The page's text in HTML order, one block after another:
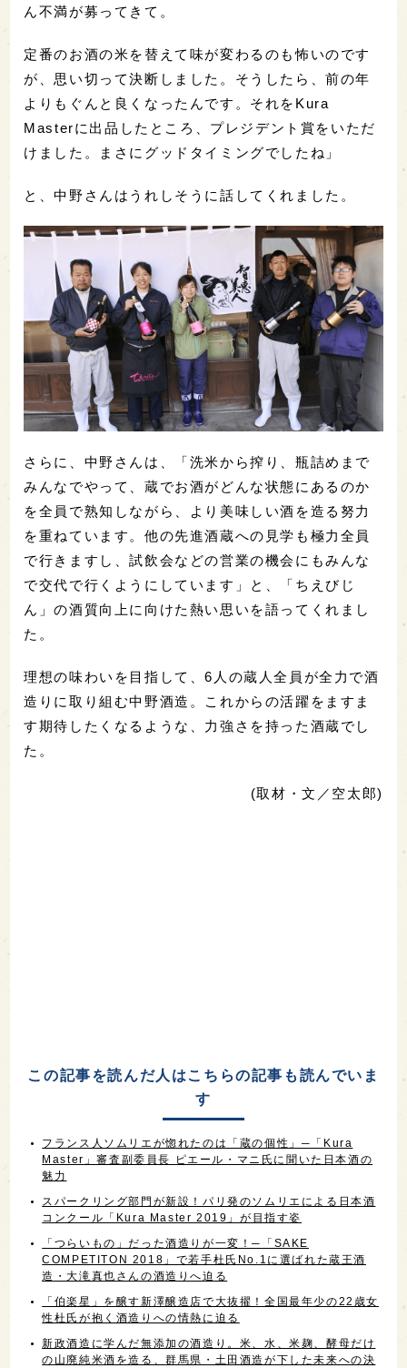
ん不満が募ってきて。
定番のお酒の米を替えて味が変わるのも怖いのです
が、思い切って決断しました。そうしたら、前の年
よりもぐんと良くなったんです。それをKura
Masterに出品したところ、プレジデント賞をいただ
けました。まさにグッドタイミングでしたね」
と、中野さんはうれしそうに話してくれました。
さらに、中野さんは、「洗米から搾り、瓶詰めまで
みんなでやって、蔵でお酒がどんな状態にあるのか
を全員で熟知しながら、より美味しい酒を造る努力
を重ねています。他の先進酒蔵への見学も極力全員
で行きますし、試飲会などの営業の機会にもみんな
で交代で行くようにしています」と、「ちえびじ
ん」の酒質向上に向けた熱い思いを語ってくれまし
た。
理想の味わいを目指して、6人の蔵人全員が全力で酒
造りに取り組む中野酒造。これからの活躍をますま
す期待したくなるような、力強さを持った酒蔵でし
た。
(取材・文／空太郎)
この記事を読んだ人はこちらの記事も読んでいま
す
フランス人ソムリエが惚れたのは「蔵の個性」─「Kura
Master」審査副委員長 ピエール・マニ氏に聞いた日本酒の
魅力
スパークリング部門が新設！パリ発のソムリエによる日本酒
コンクール「Kura Master 2019」が目指す姿
「つらいもの」だった酒造りが一変！─「SAKE
COMPETITON 2018」で若手杜氏No.1に選ばれた蔵王酒
造・大滝真也さんの酒造りへ迫る
「伯楽星」を醸す新澤醸造店で大抜擢！全国最年少の22歳女
性杜氏が抱く酒造りへの情熱に迫る
新政酒造に学んだ無添加の酒造り。米、水、米麹、酵母だけ
の山廃純米酒を造る、群馬県・土田酒造が下した未来への決